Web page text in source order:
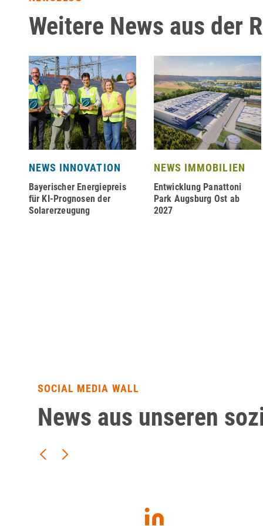
Weitere News aus der
NEWS INNOVATION
Bayerischer Energiepreis
für KI-Prognosen der
Solarerzeugung
NEWS IMMOBILIEN
Entwicklung Panattoni
Park Augsburg Ost ab
2027
SOCIAL MEDIA WALL
News aus unseren